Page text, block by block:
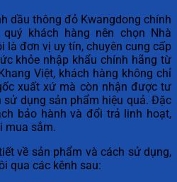
dầu thông đỏ Kwangdong chính
khách hàng nên chọn Nhà
là đơn vị uy tín, chuyên cung cấp
khỏe nhập khẩu chính hãng từ
Việt, khách hàng không chỉ
xuất xứ mà còn nhận được tư
sử dụng sản phẩm hiệu quả. Đặc
bảo hành và đổi trả linh hoạt,
mua sắm.
về sản phẩm và cách sử dụng,
qua các kênh sau: